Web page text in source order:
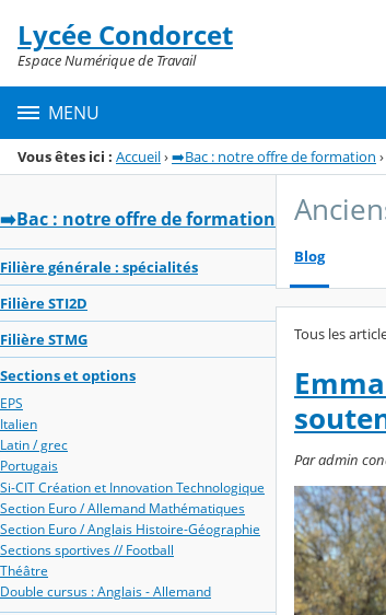
Menu de la rubrique
Contenu
Lycée Condorcet
Espace Numérique de Travail
MENU
Vous êtes ici : Accueil›➡️Bac : notre offre de formation ›
➡️Bac : notre offre de formation
Filière générale : spécialités
Filière STI2D
Filière STMG
Sections et options
EPS
Italien
Latin / grec
Portugais
Si-CIT Création et Innovation Technologique
Section Euro / Allemand Mathématiques
Section Euro / Anglais Histoire-Géographie
Sections sportives // Football
Théâtre
Double cursus : Anglais - Allemand
Blog
Tous les
Par admin